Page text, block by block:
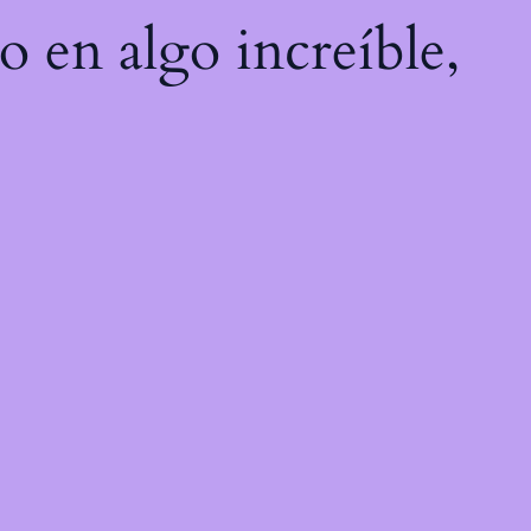
en algo increíble,